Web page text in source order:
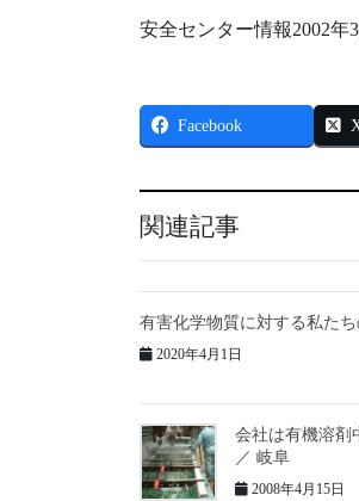
安全センター情報2002年
Facebook
関連記事
有害化学物質に対する私た
2020年4月1日
会社は有機溶剤
／ 岐阜
2008年4月15日